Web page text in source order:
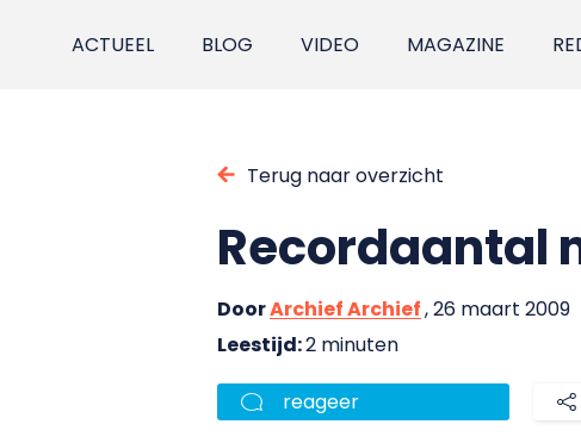
ACTUEEL BLOG VIDEO MAGAZINE
Terug naar overzicht
Recordaantal
DoorArchief Archief, 26 maart 2009
Leestijd:2 minuten
reageer